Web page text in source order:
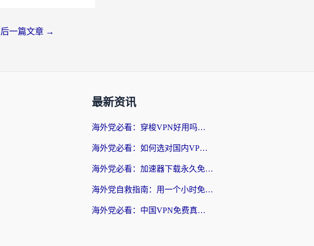
后一篇文章 →
最新资讯
海外党必看：穿梭VPN好用吗？和云帆VPN对比哪个回国效果更好？附真实测评+避坑指南
海外党必看：如何选对国内VPN，实现无缝访问国内资源？
海外党必看：加速器下载永久免费版真的存在吗？教你无缝访问国内资源的正确姿势
海外党自救指南：用一个小时免费加速器，轻松打破国内资源访问壁垒？
海外党必看：中国VPN免费真的靠谱吗？手把手教你选对回国加速器